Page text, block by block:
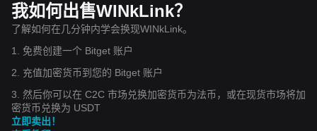
我如何出售WINkLink？
了解如何在几分钟内学会换现WINkLink。
1. 免费创建一个 Bitget 账户
2. 充值加密货币到您的 Bitget 账户
3. 然后你可以在 C2C 市场兑换加密货币为法币，或在现货市场将加
密货币兑换为 USDT
立即卖出！